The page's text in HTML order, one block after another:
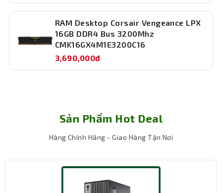
Hiệu năng đỉnh cao, vượt trội
Máy bộ TNC Gaming 12700F được trang bị vi xử lý Intel
Core i7-12700F với 12 nhân 20 luồng, tốc độ tối đa lên tới
4.90 GHz, tự tin xử lý mượt mà mọi tựa game và tác vụ đồ
TNC Gaming 12700F được tích hợp card màn hình NVIDIA
RTX 4060 8GB phiên bản OC, cho phép xử lý các game
mang lại hình ảnh chân thực và sống động, cùng với
DLSS giúp tăng hiệu suất và độ phân giải mà không làm
RAM Desktop Corsair Vengeance LPX
16GB DDR4 Bus 3200Mhz
CMK16GX4M1E3200C16
3,690,000đ
Sản Phẩm Hot Deal
Hàng Chính Hãng - Giao Hàng Tận Nơi